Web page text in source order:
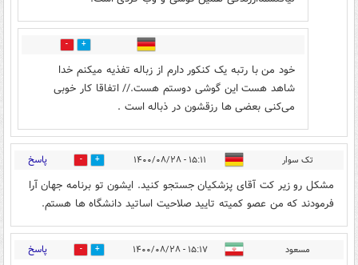
0
خود من با رتبه یک کنکور دارم از زباله تفذیه میکنم خدا
شاهد هست این گوشی دوستم هست.// اتفاقا کار خوبی
می‌کنی بعضی ها رزقشون در ذباله است .
تک سوار ۱۵:۱۱ - ۱۴۰۰/۰۸/۲۸ 0 پاسخ
مشکل رو زیر کت آقای پزشکیان جستجو کنید. ایشون تو برنامه جهان آرا
فرمودند که من عصو کمیته تایید صلاحیت اساتید دانشگاه ها هستم.
مسعود ۱۵:۱۷ - ۱۴۰۰/۰۸/۲۸ 6 پاسخ